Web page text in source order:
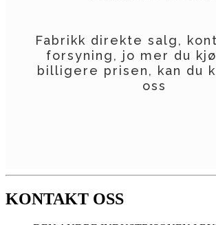
Fabrikk direkte salg,
forsyning, jo mer du
billigere prisen, kan du
oss
KONTAKT OSS